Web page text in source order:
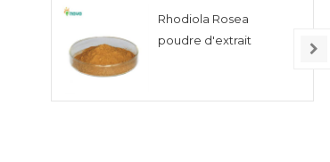
Rhodiola Rosea
poudre d'extrait